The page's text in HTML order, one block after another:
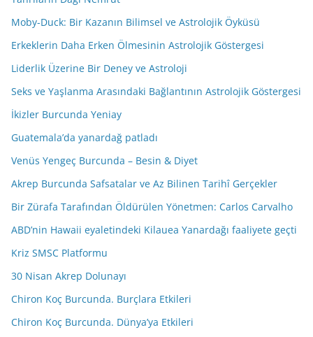
Moby-Duck: Bir Kazanın Bilimsel ve Astrolojik Öyküsü
Erkeklerin Daha Erken Ölmesinin Astrolojik Göstergesi
Liderlik Üzerine Bir Deney ve Astroloji
Seks ve Yaşlanma Arasındaki Bağlantının Astrolojik Göstergesi
İkizler Burcunda Yeniay
Guatemala’da yanardağ patladı
Venüs Yengeç Burcunda – Besin & Diyet
Akrep Burcunda Safsatalar ve Az Bilinen Tarihî Gerçekler
Bir Zürafa Tarafından Öldürülen Yönetmen: Carlos Carvalho
ABD’nin Hawaii eyaletindeki Kilauea Yanardağı faaliyete geçti
Kriz SMSC Platformu
30 Nisan Akrep Dolunayı
Chiron Koç Burcunda. Burçlara Etkileri
Chiron Koç Burcunda. Dünya’ya Etkileri